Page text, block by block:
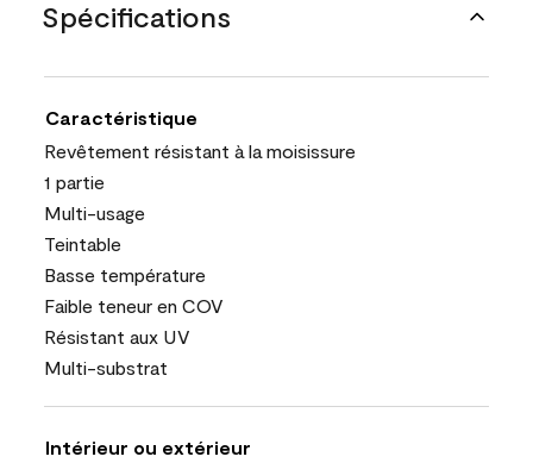
Spécifications
Caractéristique
Revêtement résistant à la moisissure
1 partie
Multi-usage
Teintable
Basse température
Faible teneur en COV
Résistant aux UV
Multi-substrat
Intérieur ou extérieur